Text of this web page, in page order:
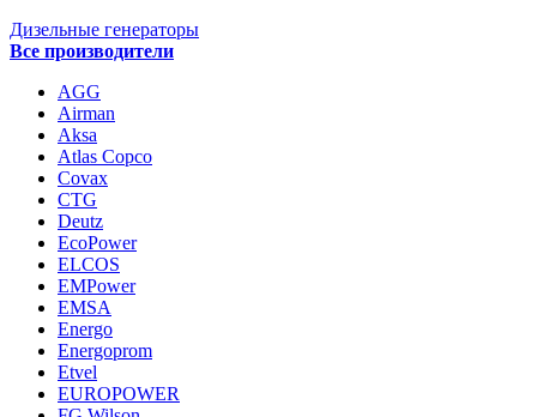
Дизельные генераторы
Все производители
AGG
Airman
Aksa
Atlas Copco
Covax
CTG
Deutz
EcoPower
ELCOS
EMPower
EMSA
Energo
Energoprom
Etvel
EUROPOWER